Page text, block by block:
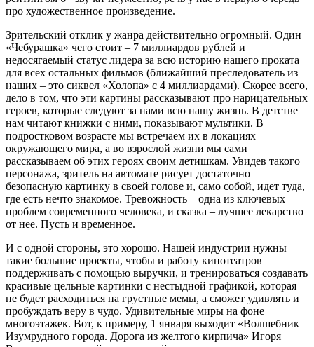
про художественное произведение.
Зрительский отклик у жанра действительно огромный. Один
«Чебурашка» чего стоит – 7 миллиардов рублей и
недосягаемый статус лидера за всю историю нашего проката
для всех остальных фильмов (ближайший преследователь из
наших – это сиквел «Холопа» с 4 миллиардами). Скорее всего,
дело в том, что эти картины рассказывают про нарицательных
героев, которые следуют за нами всю нашу жизнь. В детстве
нам читают книжки с ними, показывают мультики. В
подростковом возрасте мы встречаем их в локациях
окружающего мира, а во взрослой жизни мы сами
рассказываем об этих героях своим детишкам. Увидев такого
персонажа, зритель на автомате рисует достаточно
безопасную картинку в своей голове и, само собой, идет туда,
где есть нечто знакомое. Тревожность – одна из ключевых
проблем современного человека, и сказка – лучшее лекарство
от нее. Пусть и временное.
И с одной стороны, это хорошо. Нашей индустрии нужны
такие большие проекты, чтобы и работу кинотеатров
поддерживать с помощью выручки, и тренироваться создавать
красивые цельные картинки с нестыдной графикой, которая
не будет расходиться на грустные мемы, а сможет удивлять и
пробуждать веру в чудо. Удивительные миры на фоне
многоэтажек. Вот, к примеру, 1 января выходит «Волшебник
Изумрудного города. Дорога из желтого кирпича» Игоря